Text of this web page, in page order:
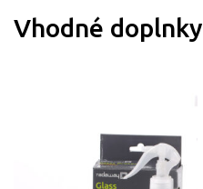
Vhodné doplnky